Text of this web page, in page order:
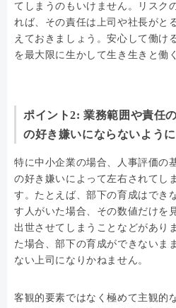
てしまうのもいけません。リスク
れば、その責任は上司や社長がと
えておきましょう。安心して働け
を最大限に生かして生き生きと働
ポイント2: 業務範囲や責任
の好き嫌いにならないよう
特に中小企業の場合、人事評価の
の好き嫌いによって左右されてし
す。たとえば、部下の育成はでき
す人がいた場合、その数値だけを
出世させてしまうことなどがあり
た場合、部下の育成ができないま
ない上司になりかねません。
客観的要素ではなく極めて主観的